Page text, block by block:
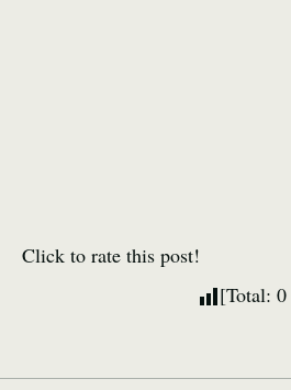
Click to rate this post!
[Total: 0